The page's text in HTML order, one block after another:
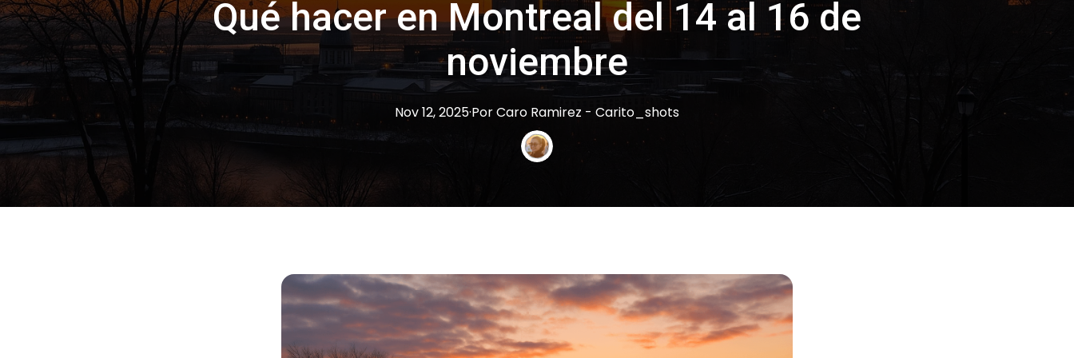
Qué hacer en Montreal del 14 al 16 de
noviembre
Nov 12, 2025·PorCaro Ramirez - Carito_shots